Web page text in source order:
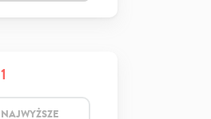
1
NAJWYŻSZE